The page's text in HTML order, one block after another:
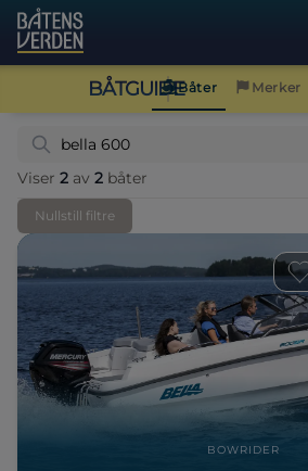
BÅTGUIDEBåter Merker
Viser 2 av 2 båter
Nullstill filtre
BOWRIDER